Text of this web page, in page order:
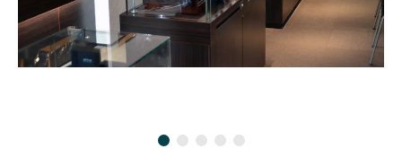
BULOVA
ブローバ
BVLGARI
ブルガリ